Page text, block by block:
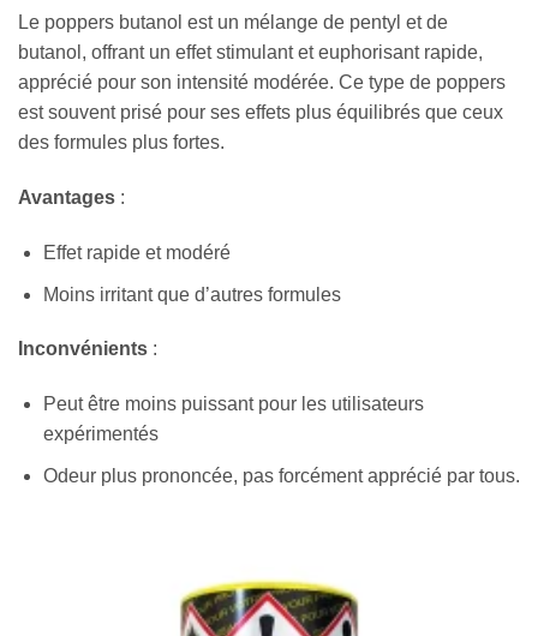
Le poppers butanol est un mélange de pentyl et de
butanol, offrant un effet stimulant et euphorisant rapide,
apprécié pour son intensité modérée. Ce type de poppers
est souvent prisé pour ses effets plus équilibrés que ceux
des formules plus fortes.
Avantages :
Effet rapide et modéré
Moins irritant que d’autres formules
Inconvénients :
Peut être moins puissant pour les utilisateurs
expérimentés
Odeur plus prononcée, pas forcément apprécié par tous.